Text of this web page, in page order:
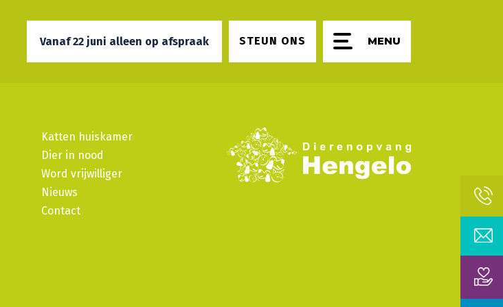
Katten huiskamer
Dier in nood
Word vrijwilliger
Nieuws
Contact
STEUN ONS
Vanaf 22 juni alleen op afspraak